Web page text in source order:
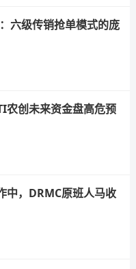
六级传销抢单模式的庞
农创未来资金盘高危预
中，DRMC原班人马收